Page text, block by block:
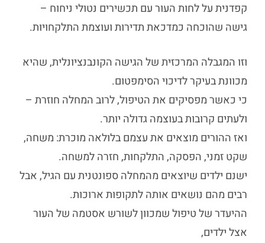
קפדנית על לחות העור עם תכשירים נטולי ניחוח –
גישה שהוכחה כמדכאת תדירות ועוצמת התלקחויות.
וזו המגבלה המרכזית של הגישה הקונבנציונלית, שהיא
מכוונת בעיקר לדיכוי הסימפטום.
כי כאשר מפסיקים את הטיפול, לרוב המחלה חוזרת –
ולעתים קרובות בעוצמה גדולה יותר.
ואז ההורים מוצאים את עצמם בלולאה מוכרת: משחה,
שקט זמני, הפסקה, התלקחות, חזרה למשחה.
ישנם ילדים שיוצאים מהמחלה ספונטנית עם הגיל, אבל
רבים מהם נושאים אותה לתקופות ארוכות.
ההיעדר של טיפול שמכוון לשורש אסטמה של העור
אצל ילדים,